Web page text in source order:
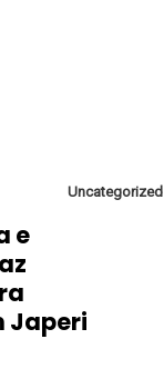
Uncategorized
e
Japeri